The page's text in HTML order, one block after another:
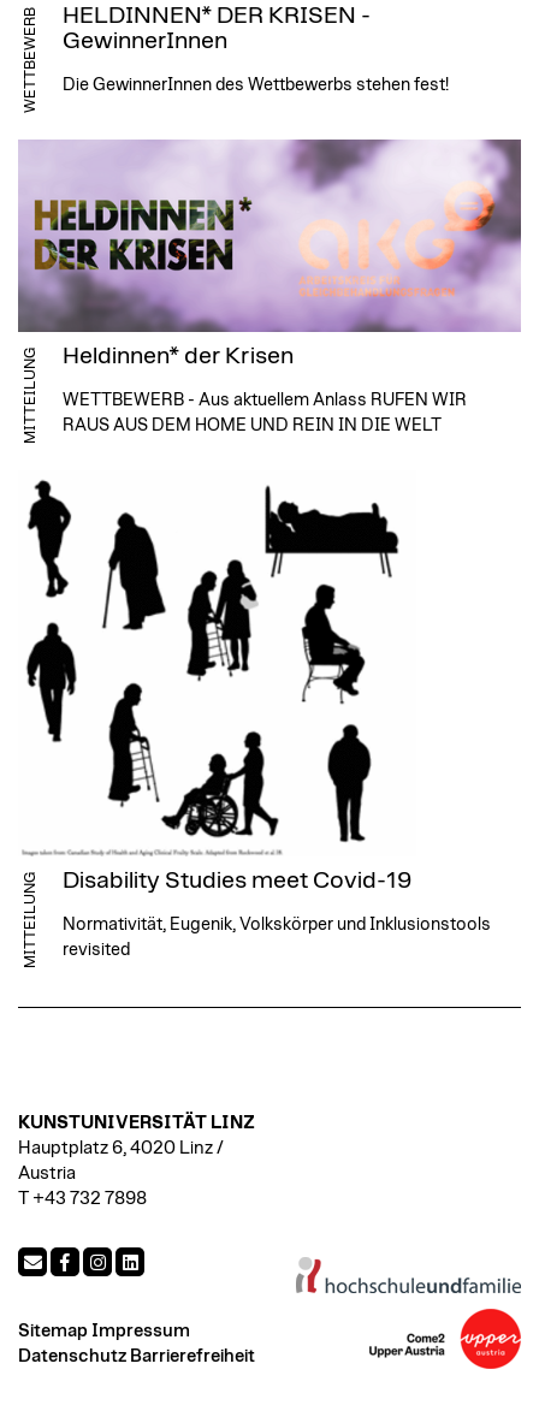
WETTBEWERB
HELDINNEN* DER KRISEN -
GewinnerInnen
Die GewinnerInnen des Wettbewerbs stehen fest!
MITTEILUNG Heldinnen* der Krisen
WETTBEWERB - Aus aktuellem Anlass RUFEN WIR
RAUS AUS DEM HOME UND REIN IN DIE WELT
MITTEILUNG Disability Studies meet Covid-19
Normativität, Eugenik, Volkskörper und Inklusionstools
revisited
KUNSTUNIVERSITÄT LINZ
Hauptplatz 6, 4020 Linz /
Austria
T +43 732 7898
Sitemap Impressum
Datenschutz Barrierefreiheit